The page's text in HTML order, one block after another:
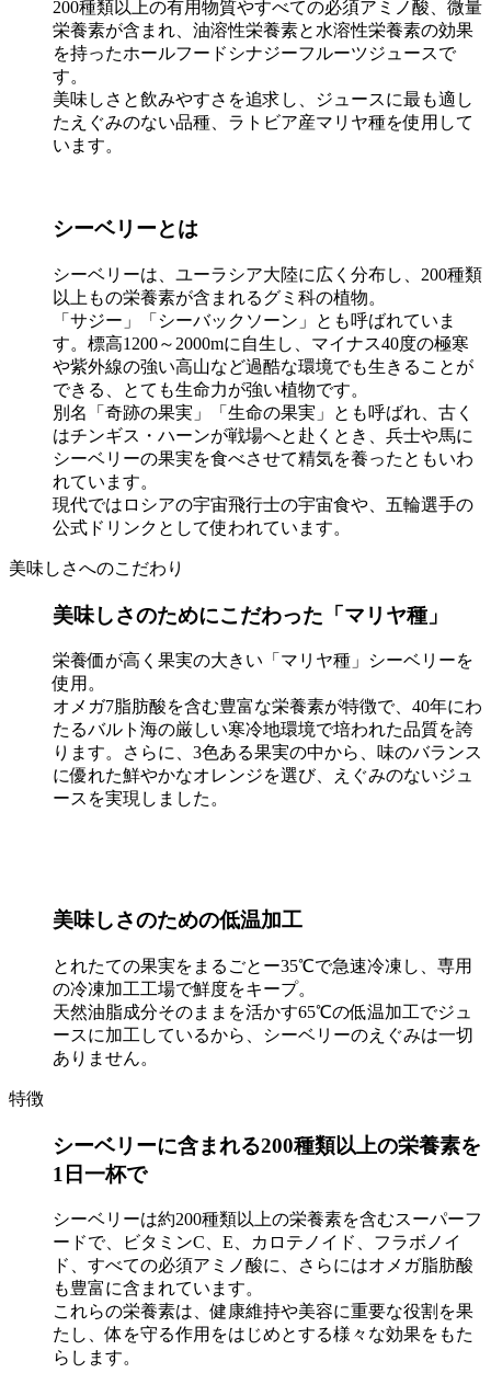
200種類以上の有用物質やすべての必須アミノ酸、微量
栄養素が含まれ、油溶性栄養素と水溶性栄養素の効果
を持ったホールフードシナジーフルーツジュースで
す。
美味しさと飲みやすさを追求し、ジュースに最も適し
たえぐみのない品種、ラトビア産マリヤ種を使用して
います。
シーベリーとは
シーベリーは、ユーラシア大陸に広く分布し、200種類
以上もの栄養素が含まれるグミ科の植物。
「サジー」「シーバックソーン」とも呼ばれていま
す。標高1200～2000mに自生し、マイナス40度の極寒
や紫外線の強い高山など過酷な環境でも生きることが
できる、とても生命力が強い植物です。
別名「奇跡の果実」「生命の果実」とも呼ばれ、古く
はチンギス・ハーンが戦場へと赴くとき、兵士や馬に
シーベリーの果実を食べさせて精気を養ったともいわ
れています。
現代ではロシアの宇宙飛行士の宇宙食や、五輪選手の
公式ドリンクとして使われています。
美味しさへのこだわり
美味しさのためにこだわった「マリヤ種」
栄養価が高く果実の大きい「マリヤ種」シーベリーを
使用。
オメガ7脂肪酸を含む豊富な栄養素が特徴で、40年にわ
たるバルト海の厳しい寒冷地環境で培われた品質を誇
ります。さらに、3色ある果実の中から、味のバランス
に優れた鮮やかなオレンジを選び、えぐみのないジュ
ースを実現しました。
美味しさのための低温加工
とれたての果実をまるごとー35℃で急速冷凍し、専用
の冷凍加工工場で鮮度をキープ。
天然油脂成分そのままを活かす65℃の低温加工でジュ
ースに加工しているから、シーベリーのえぐみは一切
ありません。
特徴
シーベリーに含まれる200種類以上の栄養素を
1日一杯で
シーベリーは約200種類以上の栄養素を含むスーパーフ
ードで、ビタミンC、E、カロテノイド、フラボノイ
ド、すべての必須アミノ酸に、さらにはオメガ脂肪酸
も豊富に含まれています。
これらの栄養素は、健康維持や美容に重要な役割を果
たし、体を守る作用をはじめとする様々な効果をもた
らします。